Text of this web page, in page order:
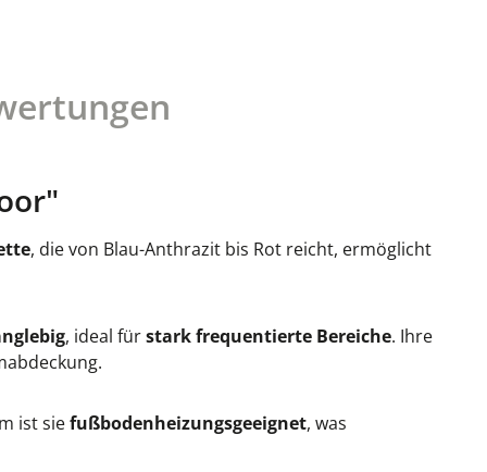
, die von Blau-Anthrazit bis Rot reicht, ermöglicht
, ideal fürstark frequentierte Bereiche. Ihre
ist siefußbodenheizungsgeeignet, was